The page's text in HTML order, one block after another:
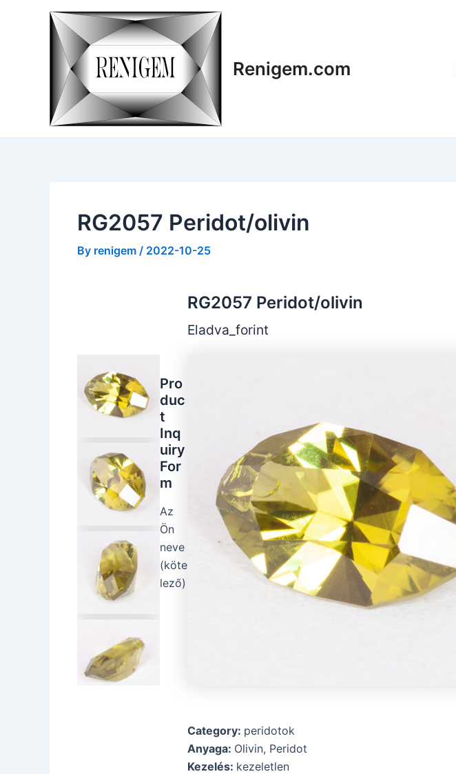
Renigem.com
RG2057 Peridot/olivin
By renigem / 2022-10-25
RG2057 Peridot/olivin
Eladva_forint
Category: peridotok
Anyaga: Olivin, Peridot
Kezelés: kezeletlen
Pro
duc
t
Inq
uiry
For
m
Az
Ön
neve
(köte
lező)